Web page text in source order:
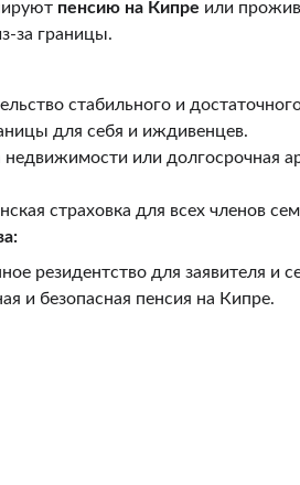
пенсию на Кипре или
за границы.
стабильного и
для себя и иждивенцев.
недвижимости или долгосрочная
страховка для всех членов
резидентство для заявителя и
и безопасная пенсия на Кипре.